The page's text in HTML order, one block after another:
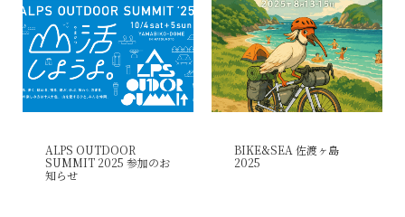
ALPS OUTDOOR
SUMMIT 2025 参加のお
知らせ
BIKE&SEA 佐渡ヶ島
2025